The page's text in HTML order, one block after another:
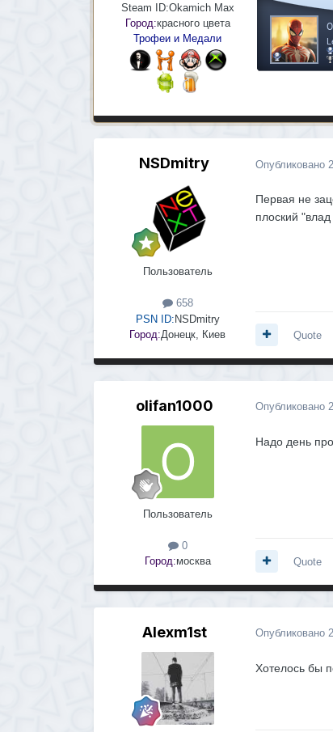
Steam ID:Okamich Max
Город:красного цвета
Трофеи и Медали
NSDmitry
Пользователь
658
PSN ID:NSDmitry
Город:Донецк, Киев
Опубликовано
Первая не
плоский
Quote
olifan1000
Пользователь
0
Город:москва
Опубликовано
Надо день
Quote
Alexm1st Опубликовано
Хотелось бы